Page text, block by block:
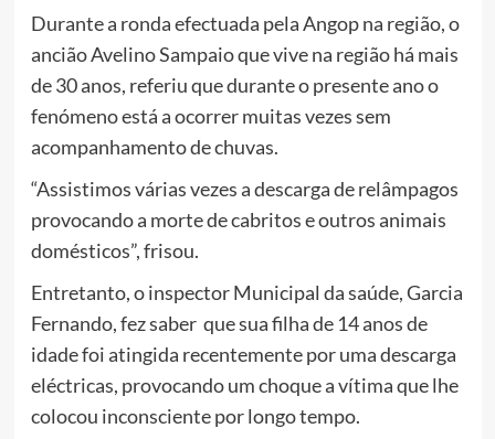
Durante a ronda efectuada pela Angop na região, o
ancião Avelino Sampaio que vive na região há mais
de 30 anos, referiu que durante o presente ano o
fenómeno está a ocorrer muitas vezes sem
acompanhamento de chuvas.
“Assistimos várias vezes a descarga de relâmpagos
provocando a morte de cabritos e outros animais
domésticos”, frisou.
Entretanto, o inspector Municipal da saúde, Garcia
Fernando, fez saber que sua filha de 14 anos de
idade foi atingida recentemente por uma descarga
eléctricas, provocando um choque a vítima que lhe
colocou inconsciente por longo tempo.